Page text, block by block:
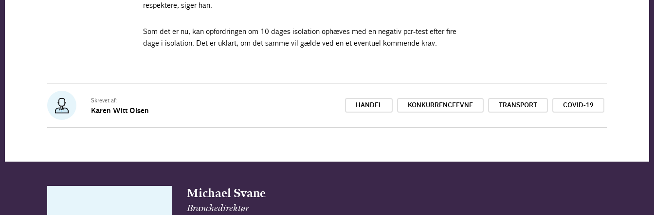
respektere, siger han.
Som det er nu, kan opfordringen om 10 dages isolation ophæves med en negativ pcr-test efter fire
dage i isolation. Det er uklart, om det samme vil gælde ved en et eventuel kommende krav.
Skrevet af:
Karen Witt Olsen
HANDEL KONKURRENCEEVNE TRANSPORT COVID-19
Michael Svane
Branchedirektør